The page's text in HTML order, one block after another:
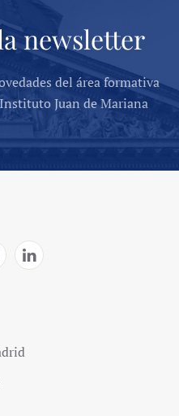
newsletter
del área formativa
Juan de Mariana